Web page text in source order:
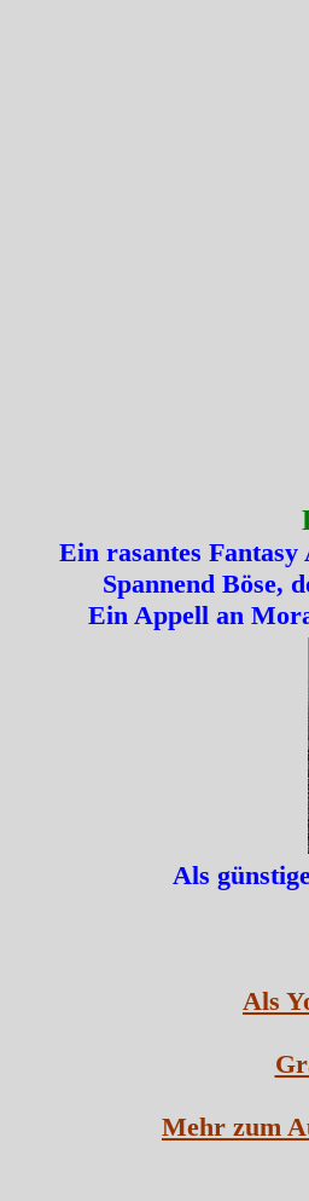
Ein rasantes
Spannend Böse,
Ein Appell an
Als
Als
Mehr zum